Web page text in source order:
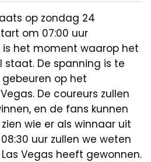
op zondag 24
om 07:00 uur
is het moment waarop het
De spanning is te
gebeuren op het
De coureurs zullen
en de fans kunnen
wie er als winnaar uit
uur zullen we weten
Vegas heeft gewonnen.